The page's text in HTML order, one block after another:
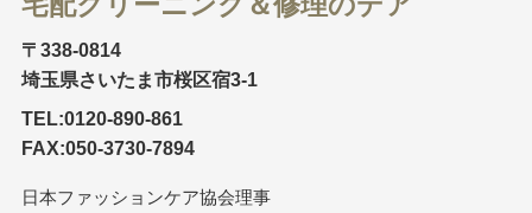
〒338-0814
埼玉県さいたま市桜区宿3-1
TEL:0120-890-861
FAX:050-3730-7894
日本ファッションケア協会理事